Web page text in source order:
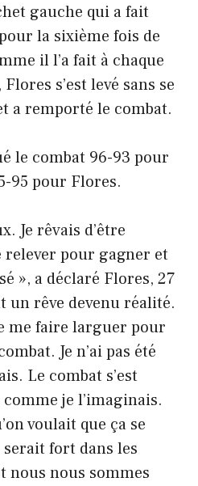
gauche qui a fait
la sixième fois de
il l’a fait à chaque
s’est levé sans se
a remporté le combat.
le combat 96-93 pour
95 pour Flores.
Je rêvais d’être
relever pour gagner et
», a déclaré Flores, 27
un rêve devenu réalité.
me faire larguer pour
Je n’ai pas été
Le combat s’est
je l’imaginais.
voulait que ça se
serait fort dans les
nous nous sommes